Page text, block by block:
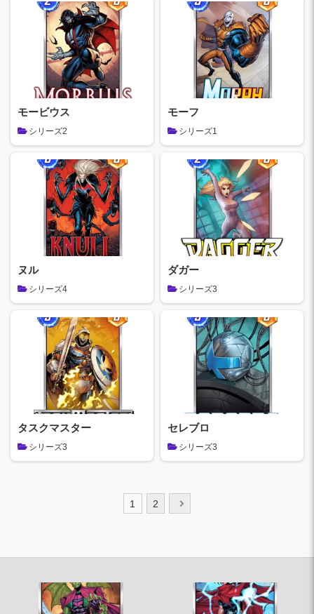
モービウス
シリーズ2
モーフ
シリーズ1
ヌル
シリーズ4
ダガー
シリーズ3
タスクマスター
シリーズ3
セレブロ
シリーズ3
ー
1 2